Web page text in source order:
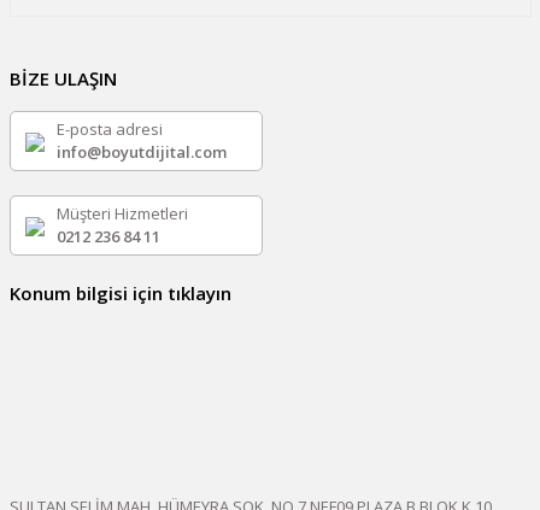
BİZE ULAŞIN
E-posta adresi
info@boyutdijital.com
Müşteri Hizmetleri
0212 236 84 11
Konum bilgisi için tıklayın